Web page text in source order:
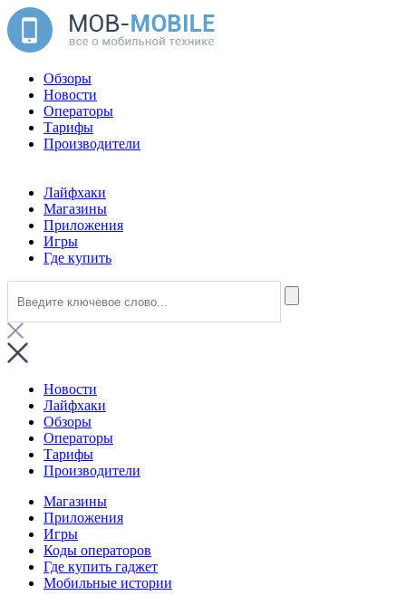
Обзоры
Новости
Операторы
Тарифы
Производители
Лайфхаки
Магазины
Приложения
Игры
Где купить
Новости
Лайфхаки
Обзоры
Операторы
Тарифы
Производители
Магазины
Приложения
Игры
Коды операторов
Где купить гаджет
Мобильные истории